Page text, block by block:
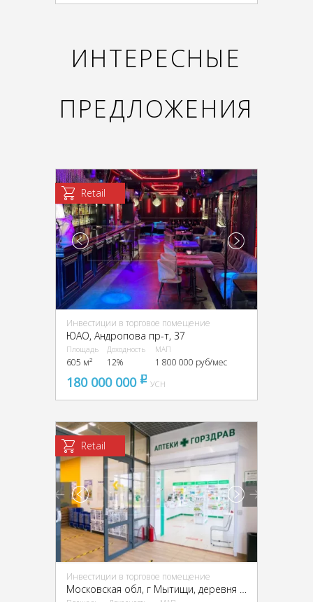
ИНТЕРЕСНЫЕ
ПРЕДЛОЖЕНИЯ
Retail
Инвестиции в торговое помещение
ЮАО, Андропова пр-т, 37
Площадь
605 м²
Доходность
12%
МАП
1 800 000 руб/мес
180 000 000 pуб
УСН
Retail
Инвестиции в торговое помещение